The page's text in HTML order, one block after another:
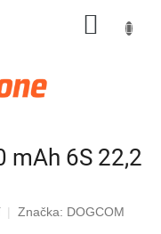
mAh 6S 22,2
Značka: DOGCOM